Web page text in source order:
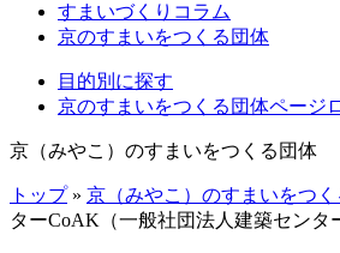
すまいづくりコラム
京のすまいをつくる団体
目的別に探す
京のすまいをつくる団体ページ
京（みやこ）のすまいをつくる団体
トップ» 京（みやこ）のすまいをつ
ターCoAK（一般社団法人建築センタ